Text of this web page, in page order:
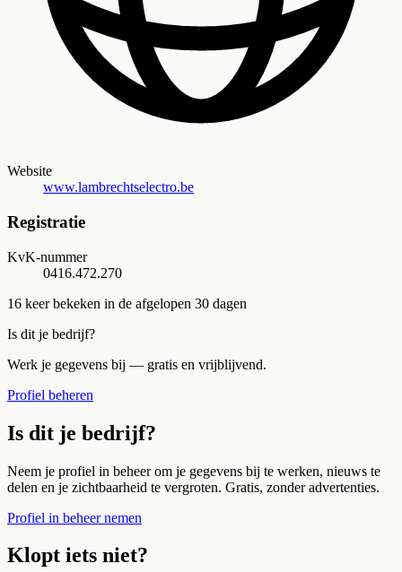
Website
www.lambrechtselectro.be
Registratie
KvK-nummer
0416.472.270
16 keer bekeken in de afgelopen 30 dagen
Is dit je bedrijf?
Werk je gegevens bij — gratis en vrijblijvend.
Profiel beheren
Is dit je bedrijf?
Neem je profiel in beheer om je gegevens bij te werken, nieuws te
delen en je zichtbaarheid te vergroten. Gratis, zonder advertenties.
Profiel in beheer nemen
Klopt iets niet?